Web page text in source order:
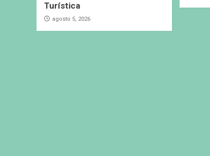
Turística
agosto 5, 2026